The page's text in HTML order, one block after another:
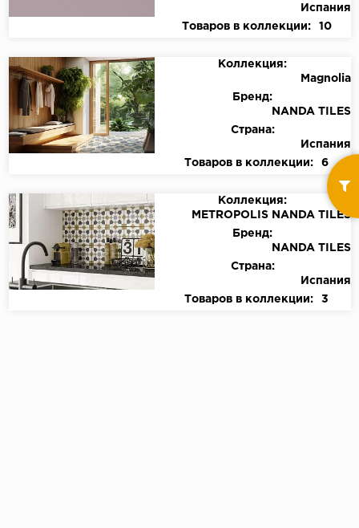
Испания
Товаров в коллекции:
10
Коллекция:
Magnolia
Бренд:
NANDA TILES
Страна:
Испания
Товаров в коллекции:
6
Коллекция:
METROPOLIS NANDA TILES
Бренд:
NANDA TILES
Страна:
Испания
Товаров в коллекции:
3